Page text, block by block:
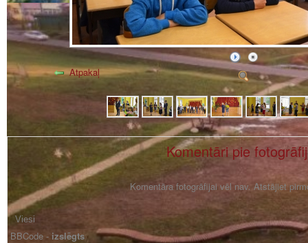
Atpakaļ
Komentāri pie
Komentāra fotogrāfijai vēl nav. Atstājiet
BBCode - izslēgts